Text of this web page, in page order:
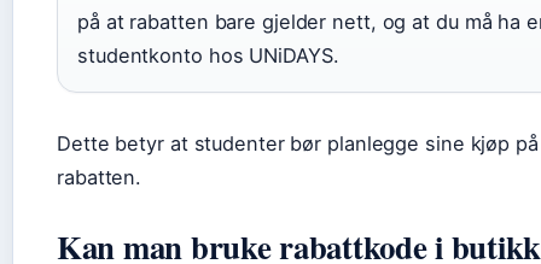
på at rabatten bare gjelder nett, og at du må ha
studentkonto hos UNiDAYS.
Dette betyr at studenter bør planlegge sine kjøp
rabatten.
Kan man bruke rabattkode i